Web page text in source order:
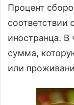
Процент
соответствии с
иностранца. В
сумма,
или